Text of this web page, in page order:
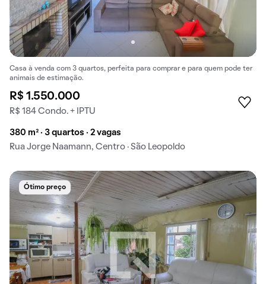
Casa à venda com 3 quartos, perfeita para comprar e para quem pode ter
animais de estimação.
R$ 1.550.000
R$ 184 Condo. + IPTU
380 m² · 3 quartos · 2 vagas
Rua Jorge Naamann, Centro · São Leopoldo
Ótimo preço